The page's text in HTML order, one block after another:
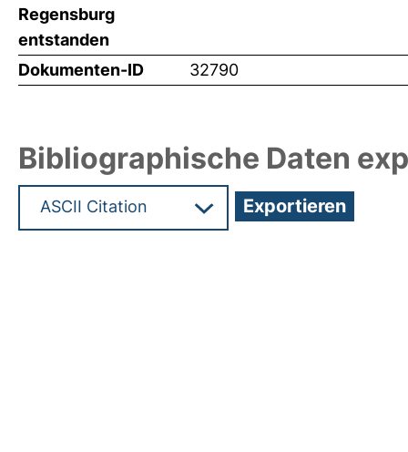
Regensburg
entstanden
Dokumenten-ID 32790
Bibliographische Daten